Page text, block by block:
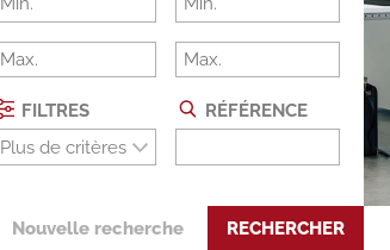
FILTRES
Plus de critères
RÉFÉRENCE
Nouvelle recherche RECHERCHER